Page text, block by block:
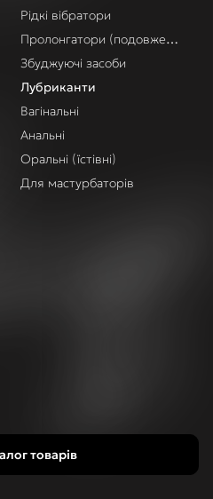
Рідкі вібратори
Пролонгатори (подовження
Збуджуючі засоби
Лубриканти
Вагінальні
Анальні
Оральні (їстівні)
Для мастурбаторів
товарів